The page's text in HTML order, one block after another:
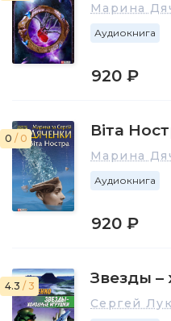
Марина
Аудиокнига
920 ₽
0 / 0 Віта
Марина
Аудиокнига
920 ₽
4.3 / 3 Звезды
Сергей